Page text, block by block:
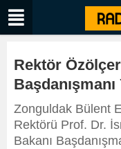
Rektör
Zonguldak Bülent
Rektörü Prof. Dr.
Bakanı